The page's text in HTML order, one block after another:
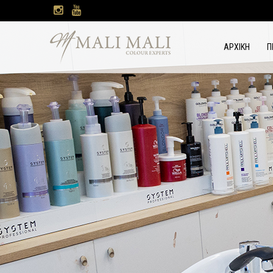
ΑΡΧΙΚΗ